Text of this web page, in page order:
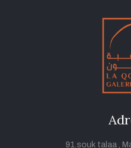
91.souk talaa ,